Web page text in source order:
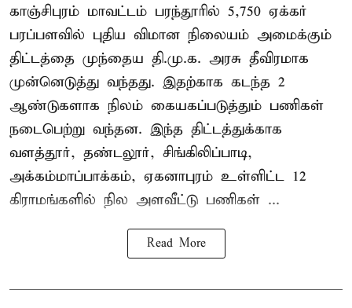
காஞ்சிபுரம் மாவட்டம் பரந்தூரில் 5,750 ஏக்கர்
பரப்பளவில் புதிய விமான நிலையம் அமைக்கும்
திட்டத்தை முந்தைய தி.மு.க. அரசு தீவிரமாக
முன்னெடுத்து வந்தது. இதற்காக கடந்த 2
ஆண்டுகளாக நிலம் கையகப்படுத்தும் பணிகள்
நடைபெற்று வந்தன. இந்த திட்டத்துக்காக
வளத்தூர், தண்டலூர், சிங்கிலிப்பாடி,
அக்கம்மாப்பாக்கம், ஏகனாபுரம் உள்ளிட்ட 12
கிராமங்களில் நில அளவீட்டு பணிகள் ...
Read More